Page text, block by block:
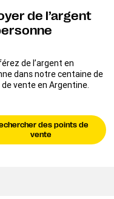
de l’argent
de l’argent en
dans notre centaine de
vente en Argentine.
des points de
vente